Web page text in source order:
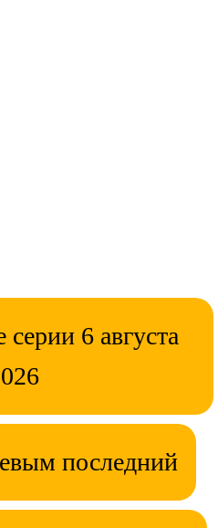
6 августа
последний